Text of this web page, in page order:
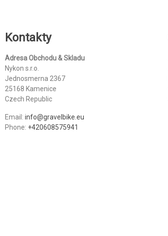
Kontakty
Adresa Obchodu & Skladu
Nykon s.r.o.
Jednosmerna 2367
25168 Kamenice
Czech Republic
Email: info@gravelbike.eu
Phone: +420608575941